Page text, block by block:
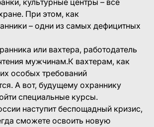
культурные центры – все
При этом, как
– одни из самых дефицитных
или вахтера, работодатель
мужчинам.К вахтерам, как
особых требований
А вот, будущему охраннику
специальные курсы.
наступит беспощадный кризис,
сможете освоить новую